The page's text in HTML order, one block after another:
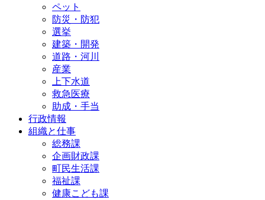
ペット
防災・防犯
選挙
建築・開発
道路・河川
産業
上下水道
救急医療
助成・手当
行政情報
組織と仕事
総務課
企画財政課
町民生活課
福祉課
健康こども課